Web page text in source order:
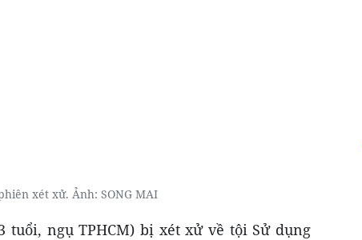
xét xử. Ảnh: SONG MAI
tuổi, ngụ TPHCM) bị xét xử về tội Sử dụng